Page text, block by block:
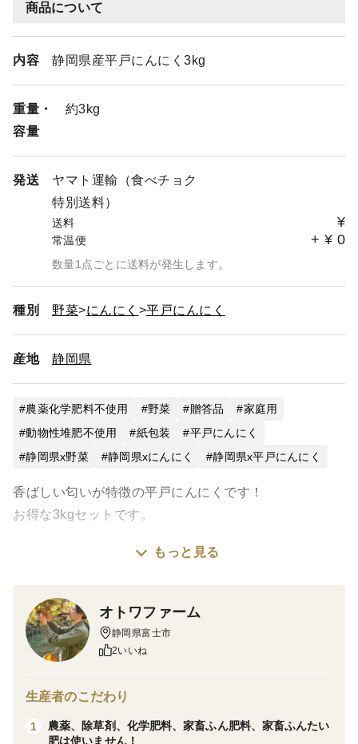
商品について
内容 静岡県産平戸にんにく3kg
重量・
容量
約3kg
発送
ヤマト運輸（食べチョク
特別送料）
送料 ¥
常温便 + ¥ 0
数量1点ごとに送料が発生します。
種別 野菜 にんにく 平戸にんにく
産地 静岡県
農薬化学肥料不使用 野菜 贈答品
家庭用
動物性堆肥不使用
紙包装
平戸にんにく
静岡県x野菜
静岡県xにんにく 静岡県x平戸にんにく
香ばしい匂いが特徴の平戸にんにくです！
お得な3kgセットです。
特徴は何と言っても、その香り高さにあり
「平戸」という名前が示す通り、長崎県など西日本の温
暖地で主に栽培されています。
輸入に頼っていて国産にんにくの流通量はごく僅か数％
もっと見る
オトワファーム
静岡県富士市
2いいね
生産者のこだわり
1
農薬、除草剤、化学肥料、家畜ふん肥料、家畜ふんたい
肥は使いません！